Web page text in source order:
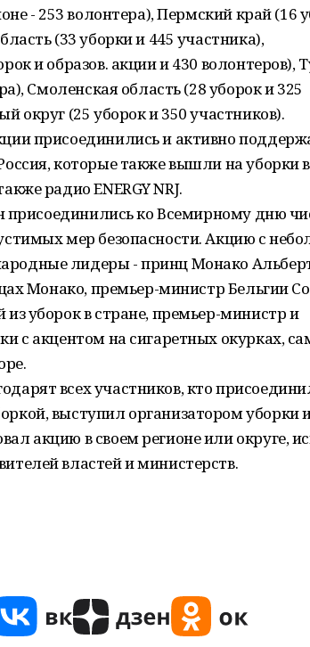
- 253 волонтера), Пермский край (16
(33 уборки и 445 участника),
и образов. акции и 430 волонтеров),
Смоленская область (28 уборок и 325
округ (25 уборок и 350 участников).
присоединились и активно
которые также вышли на уборки
радио ENERGY NRJ.
присоединились ко Всемирному дню
мер безопасности. Акцию с
лидеры - принц Монако
Монако, премьер-министр Бельгии
уборок в стране, премьер-министр и
с акцентом на сигаретных окурках,
всех участников, кто
выступил организатором уборки
акцию в своем регионе или округе,
властей и министерств.